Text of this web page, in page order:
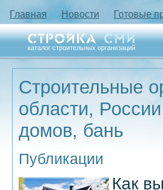
Главная Новости Готовые
каталог строительных организаций
Строительные
области,
домов, бань
Публикации
Как